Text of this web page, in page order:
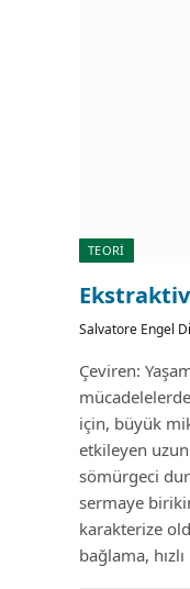
TEORİ
Salvatore Engel
Çeviren:
için, büyük
etkileyen
sömürgeci
sermaye
karakterize
bağlama,